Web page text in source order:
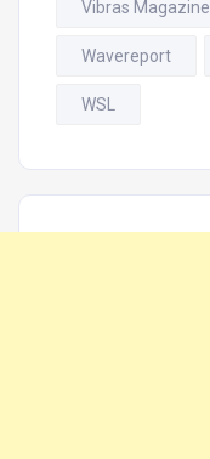
Vibras Magazine
Wavereport
WSL